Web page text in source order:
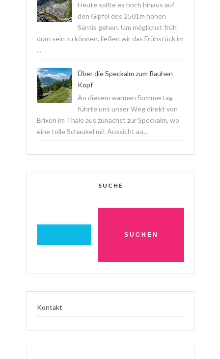
Heute sollte es hoch hinaus auf
den Gipfel des 2501m hohen
Säntis gehen. Um möglichst früh
dran sein zu können, ließen wir das Frühstück im
...
Über die Speckalm zum Rauhen
Kopf
An diesem warmen Sommertag
führte uns unser Weg direkt von
Brixen im Thale aus zunächst zur Speckalm, wo
eine tolle Schaukel mit Aussicht au...
SUCHE
Kontakt